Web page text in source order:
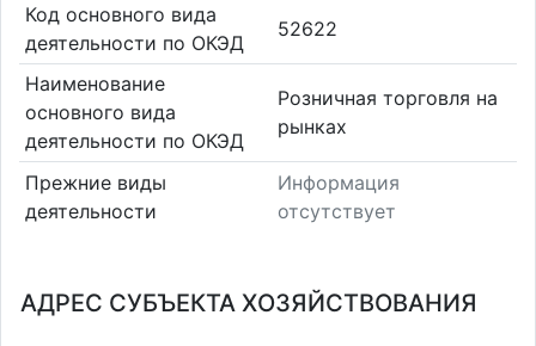
Код основного вида
деятельности по ОКЭД
52622
Наименование
основного вида
деятельности по ОКЭД
Розничная торговля на
рынках
Прежние виды
деятельности
Информация
отсутствует
АДРЕС СУБЪЕКТА ХОЗЯЙСТВОВАНИЯ